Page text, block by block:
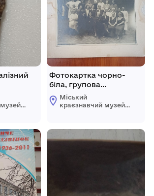
Фотокартка чорно-
біла, групова
колективу медичних
працівників
Міський
краєзнавчий музей